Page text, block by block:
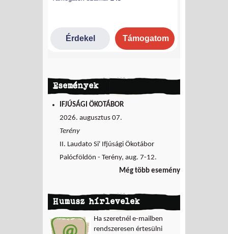
Események
IFJÚSÁGI ÖKOTÁBOR
2026. augusztus 07.
Terény
II. Laudato Si' Ifjúsági Ökotábor
Palócföldön - Terény, aug. 7-12.
Még több esemény
Humusz hírlevelek
Ha szeretnél e-mailben
rendszeresen értesülni